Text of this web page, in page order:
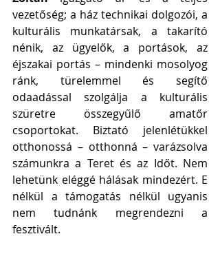
vezetőség; a ház technikai dolgozói, a
kulturális munkatársak, a takarító
nénik, az ügyelők, a portások, az
éjszakai portás – mindenki mosolyog
ránk, türelemmel és segítő
odaadással szolgálja a kulturális
szüretre összegyűlő amatőr
csoportokat. Biztató jelenlétükkel
otthonossá – otthonná – varázsolva
számunkra a Teret és az Időt. Nem
lehetünk eléggé hálásak mindezért. E
nélkül a támogatás nélkül ugyanis
nem tudnánk megrendezni a
fesztivált.